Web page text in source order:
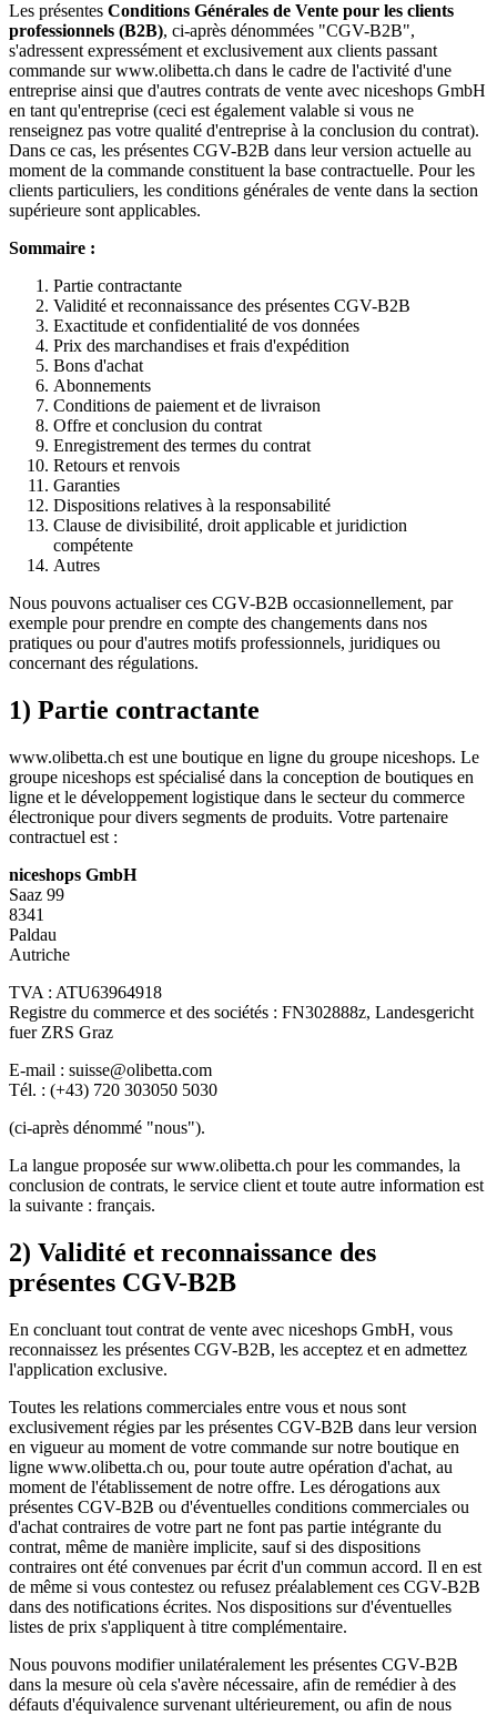
Les présentes Conditions Générales de Vente pour les clients
professionnels (B2B), ci-après dénommées "CGV-B2B",
s'adressent expressément et exclusivement aux clients passant
commande sur www.olibetta.ch dans le cadre de l'activité d'une
entreprise ainsi que d'autres contrats de vente avec niceshops GmbH
en tant qu'entreprise (ceci est également valable si vous ne
renseignez pas votre qualité d'entreprise à la conclusion du contrat).
Dans ce cas, les présentes CGV-B2B dans leur version actuelle au
moment de la commande constituent la base contractuelle. Pour les
clients particuliers, les conditions générales de vente dans la section
supérieure sont applicables.
Sommaire :
Partie contractante
Validité et reconnaissance des présentes CGV-B2B
Exactitude et confidentialité de vos données
Prix des marchandises et frais d'expédition
Bons d'achat
Abonnements
Conditions de paiement et de livraison
Offre et conclusion du contrat
Enregistrement des termes du contrat
Retours et renvois
Garanties
Dispositions relatives à la responsabilité
Clause de divisibilité, droit applicable et juridiction
compétente
Autres
Nous pouvons actualiser ces CGV-B2B occasionnellement, par
exemple pour prendre en compte des changements dans nos
pratiques ou pour d'autres motifs professionnels, juridiques ou
concernant des régulations.
1) Partie contractante
www.olibetta.ch est une boutique en ligne du groupe niceshops. Le
groupe niceshops est spécialisé dans la conception de boutiques en
ligne et le développement logistique dans le secteur du commerce
électronique pour divers segments de produits. Votre partenaire
contractuel est :
niceshops GmbH
Saaz 99
8341
Paldau
Autriche
TVA : ATU63964918
Registre du commerce et des sociétés : FN302888z, Landesgericht
fuer ZRS Graz
E-mail : suisse@olibetta.com
Tél. : (+43) 720 303050 5030
(ci-après dénommé "nous").
La langue proposée sur www.olibetta.ch pour les commandes, la
conclusion de contrats, le service client et toute autre information est
la suivante : français.
2) Validité et reconnaissance des
présentes CGV-B2B
En concluant tout contrat de vente avec niceshops GmbH, vous
reconnaissez les présentes CGV-B2B, les acceptez et en admettez
l'application exclusive.
Toutes les relations commerciales entre vous et nous sont
exclusivement régies par les présentes CGV-B2B dans leur version
en vigueur au moment de votre commande sur notre boutique en
ligne www.olibetta.ch ou, pour toute autre opération d'achat, au
moment de l'établissement de notre offre. Les dérogations aux
présentes CGV-B2B ou d'éventuelles conditions commerciales ou
d'achat contraires de votre part ne font pas partie intégrante du
contrat, même de manière implicite, sauf si des dispositions
contraires ont été convenues par écrit d'un commun accord. Il en est
de même si vous contestez ou refusez préalablement ces CGV-B2B
dans des notifications écrites. Nos dispositions sur d'éventuelles
listes de prix s'appliquent à titre complémentaire.
Nous pouvons modifier unilatéralement les présentes CGV-B2B
dans la mesure où cela s'avère nécessaire, afin de remédier à des
défauts d'équivalence survenant ultérieurement, ou afin de nous